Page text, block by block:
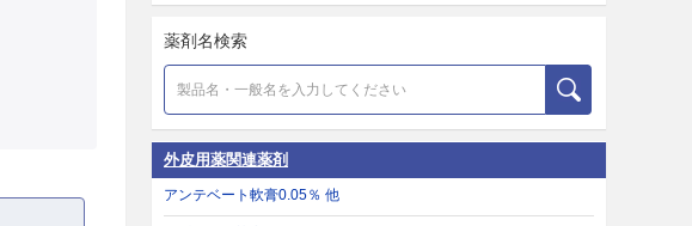
薬剤名検索
外皮用薬関連薬剤
アンテベート軟膏0.05％ 他